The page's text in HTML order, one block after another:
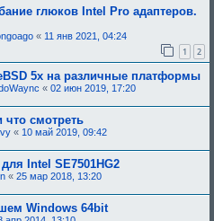
глюков Intel Pro адаптеров.
« 11 янв 2021, 04:24
1 2
5x на различные платформы
« 02 июн 2019, 17:20
что смотреть
« 10 май 2019, 09:42
Intel SE7501HG2
« 25 мар 2018, 13:20
Windows 64bit